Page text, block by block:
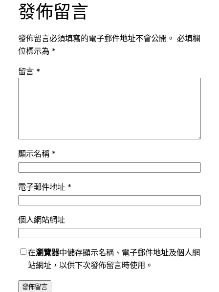
發佈留言
發佈留言必須填寫的電子郵件地址不會公開。 必填欄
位標示為 *
留言 *
顯示名稱 *
電子郵件地址 *
個人網站網址
在瀏覽器中儲存顯示名稱、電子郵件地址及個人網
站網址，以供下次發佈留言時使用。